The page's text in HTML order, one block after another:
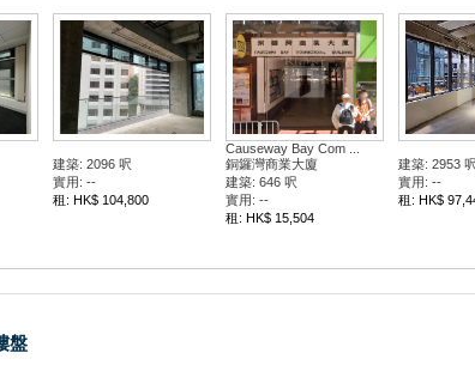
建築: 2096 呎
實用: --
租: HK$ 104,800
Causeway Bay Com ...
銅鑼灣商業大廈
建築: 646 呎
實用: --
租: HK$ 15,504
建築: 2953 呎
實用: --
租: HK$
盤